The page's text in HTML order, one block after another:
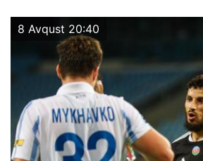
8 Avqust 20:40